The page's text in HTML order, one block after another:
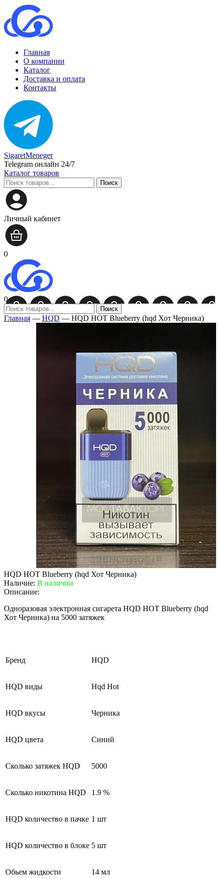
Главная
О компании
Каталог
Доставка и оплата
Контакты
SigaretMeneger
Telegram онлайн 24/7
Каталог товаров
Поиск
Личный кабинет
0
0
Поиск
Главная — HQD — HQD HOT Blueberry (hqd Хот Черника)
HQD HOT Blueberry (hqd Хот Черника)
Наличие: В наличии
Описание:
Одноразовая электронная сигарета HQD HOT Blueberry (hqd
Хот Черника) на 5000 затяжек
Бренд HQD
HQD виды Hqd Hot
HQD вкусы Черника
HQD цвета Синий
Сколько затяжек HQD 5000
Сколько никотина HQD 1.9 %
HQD количество в пачке 1 шт
HQD количество в блоке 5 шт
Обьем жидкости 14 мл